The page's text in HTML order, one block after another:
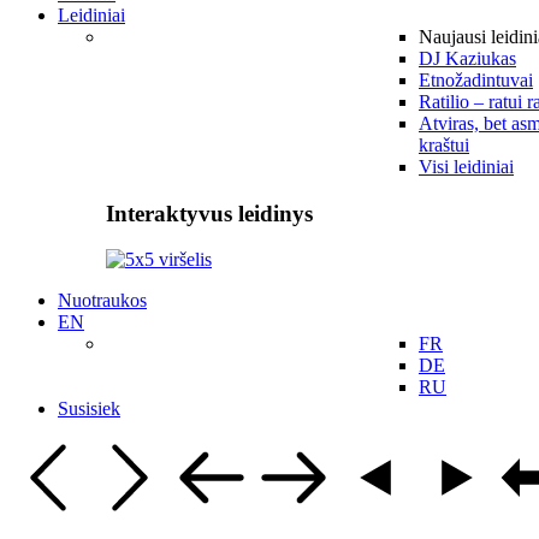
Leidiniai
Naujausi
DJ Kaziukas
Etnožadintuvai
Ratilio – ratui
Atviras, bet
kraštui
Visi leidiniai
Interaktyvus leidinys
Nuotraukos
EN
FR
DE
RU
Susisiek